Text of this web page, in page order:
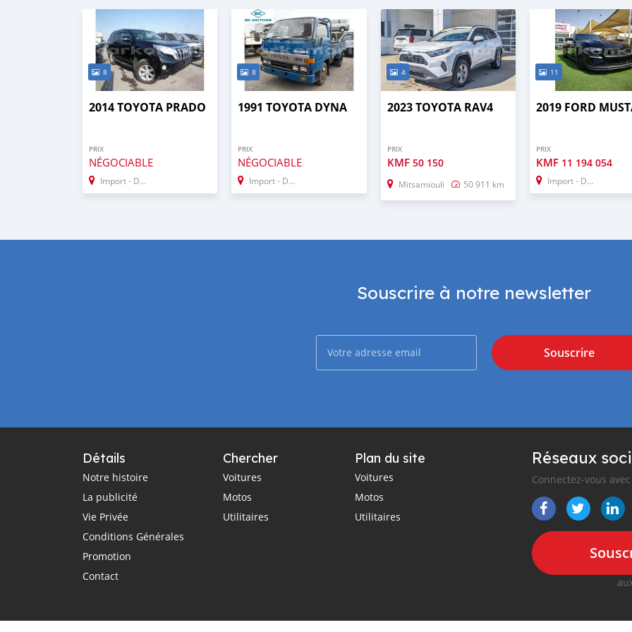
8
2014 TOYOTA PRADO
PRIX
NÉGOCIABLE
Import - Dubai
8
1991 TOYOTA DYNA
PRIX
NÉGOCIABLE
Import - Dubai
4
2023 TOYOTA RAV4
PRIX
KMF 50 150
Mitsamiouli 50 911 km
11
2019 FORD
PRIX
KMF 11 194 054
Import - Dubai
Souscrire à notre newsletter
Souscrire
Détails
Notre histoire
La publicité
Vie Privée
Conditions Générales
Promotion
Contact
Chercher
Voitures
Motos
Utilitaires
Plan du site
Voitures
Motos
Utilitaires
Réseaux
Connectez-vous